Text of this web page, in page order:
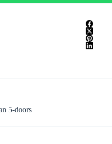
5-doors